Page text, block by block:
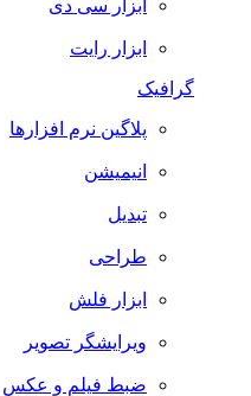
ابزار سی دی
ابزار رایت
گرافیک
پلاگین نرم افزارها
انیمیشن
تبدیل
طراحی
ابزار فلش
ویرایشگر تصویر
ضبط فيلم و عكس